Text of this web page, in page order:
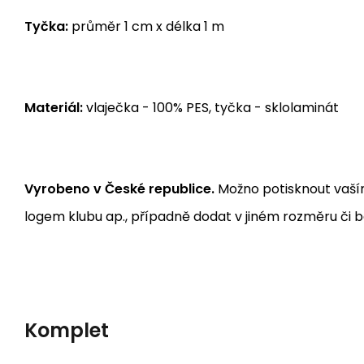
Tyčka: průměr 1 cm x délka 1 m
Materiál:vlaječka - 100% PES, tyčka - sklolaminát
Vyrobeno v České republice. Možno potisknout
logem klubu ap., případně dodat v jiném rozměru či
Komplet